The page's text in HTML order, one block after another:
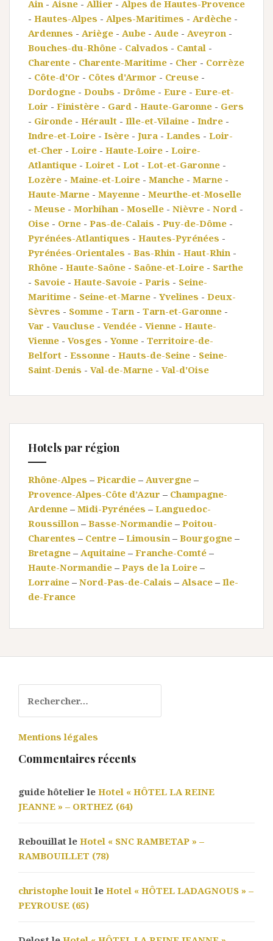
Ain - Aisne - Allier - Alpes de Hautes-Provence
- Hautes-Alpes - Alpes-Maritimes - Ardèche -
Ardennes - Ariège - Aube - Aude - Aveyron -
Bouches-du-Rhône - Calvados - Cantal -
Charente - Charente-Maritime - Cher - Corrèze
- Côte-d'Or - Côtes d'Armor - Creuse -
Dordogne - Doubs - Drôme - Eure - Eure-et-
Loir - Finistère - Gard - Haute-Garonne - Gers
- Gironde - Hérault - Ille-et-Vilaine - Indre -
Indre-et-Loire - Isère - Jura - Landes - Loir-
et-Cher - Loire - Haute-Loire - Loire-
Atlantique - Loiret - Lot - Lot-et-Garonne -
Lozère - Maine-et-Loire - Manche - Marne -
Haute-Marne - Mayenne - Meurthe-et-Moselle
- Meuse - Morbihan - Moselle - Nièvre - Nord -
Oise - Orne - Pas-de-Calais - Puy-de-Dôme -
Pyrénées-Atlantiques - Hautes-Pyrénées -
Pyrénées-Orientales - Bas-Rhin - Haut-Rhin -
Rhône - Haute-Saône - Saône-et-Loire - Sarthe
- Savoie - Haute-Savoie - Paris - Seine-
Maritime - Seine-et-Marne - Yvelines - Deux-
Sèvres - Somme - Tarn - Tarn-et-Garonne -
Var - Vaucluse - Vendée - Vienne - Haute-
Vienne - Vosges - Yonne - Territoire-de-
Belfort - Essonne - Hauts-de-Seine - Seine-
Saint-Denis - Val-de-Marne - Val-d'Oise
Hotels par région
Rhône-Alpes – Picardie – Auvergne –
Provence-Alpes-Côte d’Azur – Champagne-
Ardenne – Midi-Pyrénées – Languedoc-
Roussillon – Basse-Normandie – Poitou-
Charentes – Centre – Limousin – Bourgogne –
Bretagne – Aquitaine – Franche-Comté –
Haute-Normandie – Pays de la Loire –
Lorraine – Nord-Pas-de-Calais – Alsace – Ile-
de-France
Mentions légales
Commentaires récents
guide hôtelier le Hotel « HÔTEL LA REINE
JEANNE » – ORTHEZ (64)
Rebouillat le Hotel « SNC RAMBETAP » –
RAMBOUILLET (78)
christophe louitle Hotel « HÔTEL LADAGNOUS » –
PEYROUSE (65)